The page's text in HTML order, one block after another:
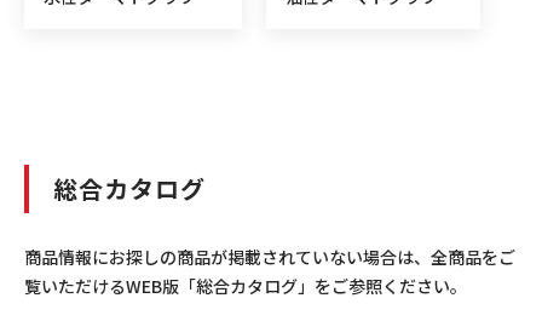
総合カタログ
商品情報にお探しの商品が掲載されていない場合は、全商品をご
覧いただけるWEB版「総合カタログ」をご参照ください。